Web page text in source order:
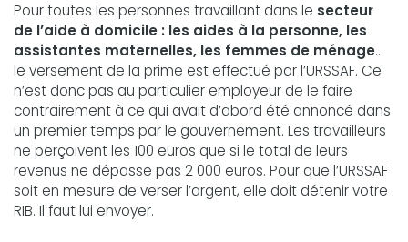
Pour toutes les personnes travaillant dans le secteur
de l’aide à domicile : les aides à la personne, les
assistantes maternelles, les femmes de ménage…
le versement de la prime est effectué par l’URSSAF. Ce
n’est donc pas au particulier employeur de le faire
contrairement à ce qui avait d’abord été annoncé dans
un premier temps par le gouvernement. Les travailleurs
ne perçoivent les 100 euros que si le total de leurs
revenus ne dépasse pas 2 000 euros. Pour que l’URSSAF
soit en mesure de verser l’argent, elle doit détenir votre
RIB. Il faut lui envoyer.